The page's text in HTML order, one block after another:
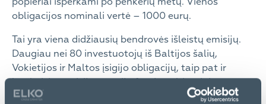
obligacijos nominali vertė – 1000 eurų.
Tai yra viena didžiausių bendrovės išleistų emisijų.
Daugiau nei 80 investuotojų iš Baltijos šalių,
Vokietijos ir Maltos įsigijo obligacijų, taip pat ir
bankai, investicijų, pensijų fondų valdytojai,
draudimo bendrovės ir privatūs investuotojai.